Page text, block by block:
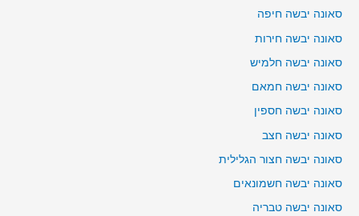
סאונה יבשה חיפה
סאונה יבשה חירות
סאונה יבשה חלמיש
סאונה יבשה חמאם
סאונה יבשה חספין
סאונה יבשה חצב
סאונה יבשה חצור הגלילית
סאונה יבשה חשמונאים
סאונה יבשה טבריה